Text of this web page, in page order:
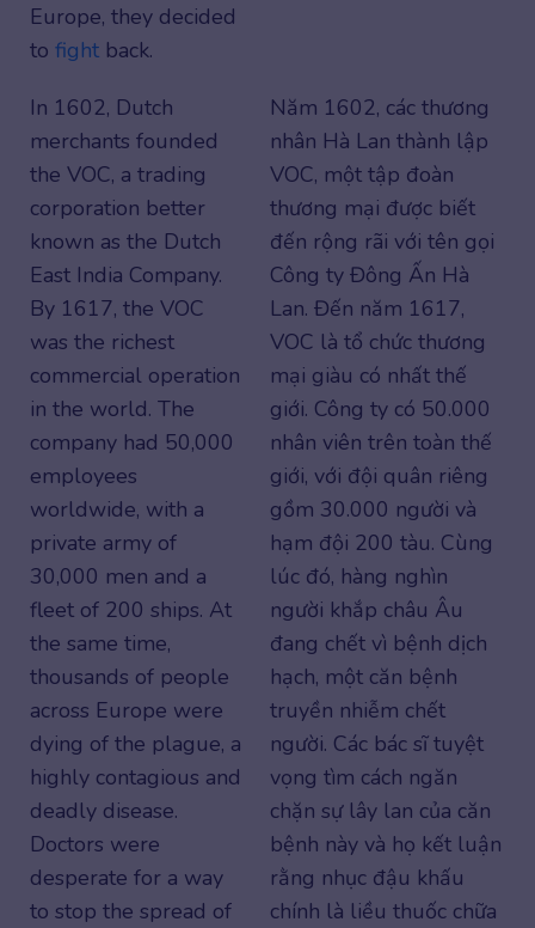
Europe, they decided
to fight back.
In 1602, Dutch
merchants founded
the VOC, a trading
corporation better
known as the Dutch
East India Company.
By 1617, the VOC
was the richest
commercial operation
in the world. The
company had 50,000
employees
worldwide, with a
private army of
30,000 men and a
fleet of 200 ships. At
the same time,
thousands of people
across Europe were
dying of the plague, a
highly contagious and
deadly disease.
Doctors were
desperate for a way
to stop the spread of
Năm 1602, các thương
nhân Hà Lan thành lập
VOC, một tập đoàn
thương mại được biết
đến rộng rãi với tên gọi
Công ty Đông Ấn Hà
Lan. Đến năm 1617,
VOC là tổ chức thương
mại giàu có nhất thế
giới. Công ty có 50.000
nhân viên trên toàn thế
giới, với đội quân riêng
gồm 30.000 người và
hạm đội 200 tàu. Cùng
lúc đó, hàng nghìn
người khắp châu Âu
đang chết vì bệnh dịch
hạch, một căn bệnh
truyền nhiễm chết
người. Các bác sĩ tuyệt
vọng tìm cách ngăn
chặn sự lây lan của căn
bệnh này và họ kết luận
rằng nhục đậu khấu
chính là liều thuốc chữa